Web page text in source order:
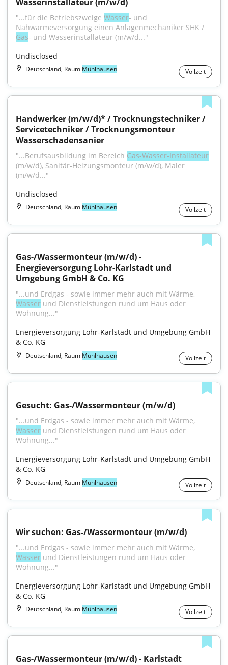
"...für die Betriebszweige Wasser- und
Gas- und Wasserinstallateur (m/w/d..."
Undisclosed
Deutschland, Raum Mühlhausen Vollzeit
Handwerker (m/w/d)* / Trocknungstechniker /
Servicetechniker / Trocknungsmonteur
Wasserschadensanier
"...Berufsausbildung im Bereich Gas-Wasser-Installateur
(m/w/d), Sanitär-Heizungsmonteur (m/w/d), Maler
(m/w/d..."
Undisclosed
Deutschland, Raum Mühlhausen Vollzeit
Gas-/Wassermonteur (m/w/d) -
Energieversorgung Lohr-Karlstadt und
Umgebung GmbH & Co. KG
Wasser und Dienstleistungen rund um Haus oder
Wohnung..."
Energieversorgung Lohr-Karlstadt und Umgebung GmbH
& Co. KG
Deutschland, Raum Mühlhausen Vollzeit
Gesucht: Gas-/Wassermonteur (m/w/d)
Wasser und Dienstleistungen rund um Haus oder
Wohnung..."
Energieversorgung Lohr-Karlstadt und Umgebung GmbH
& Co. KG
Deutschland, Raum Mühlhausen Vollzeit
Wir suchen: Gas-/Wassermonteur (m/w/d)
Wasser und Dienstleistungen rund um Haus oder
Wohnung..."
Energieversorgung Lohr-Karlstadt und Umgebung GmbH
& Co. KG
Deutschland, Raum Mühlhausen Vollzeit
Gas-/Wassermonteur (m/w/d) - Karlstadt